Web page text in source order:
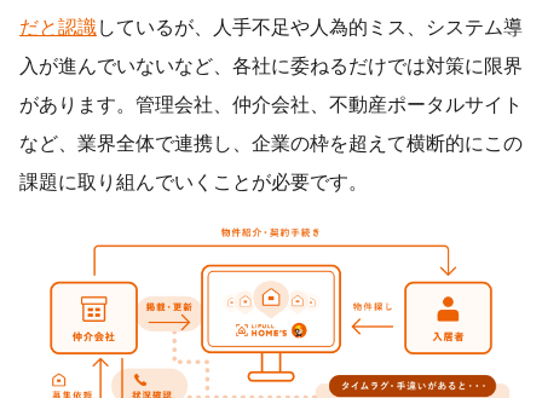
だと認識 しているが、人手不足や人為的ミス、システム導
入が進んでいないなど、各社に委ねるだけでは対策に限界
があります。管理会社、仲介会社、不動産ポータルサイト
など、業界全体で連携し、企業の枠を超えて横断的にこの
課題に取り組んでいくことが必要です。